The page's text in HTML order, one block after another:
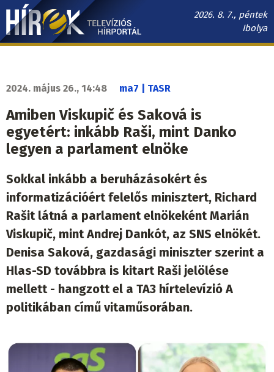
Ugrás
tartalomra
2026. 8. 7., péntek
Ibolya
Hírek.sk
navigáció
2024. május 26., 14:48 ma7 | TASR
Amiben Viskupič és Saková is
egyetért: inkább Raši, mint Danko
legyen a parlament elnöke
Sokkal inkább a beruházásokért és
informatizációért felelős minisztert, Richard
Rašit látná a parlament elnökeként Marián
Viskupič, mint Andrej Dankót, az SNS elnökét.
Denisa Saková, gazdasági miniszter szerint a
Hlas-SD továbbra is kitart Raši jelölése
mellett - hangzott el a TA3 hírtelevízió A
politikában című vitaműsorában.